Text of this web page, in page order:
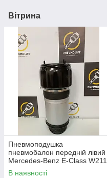
Вітрина
Пневмоподушка
пневмобалон передній лівий
Mercedes-Benz E-Class W211
задній привід (відновлений)
В наявності